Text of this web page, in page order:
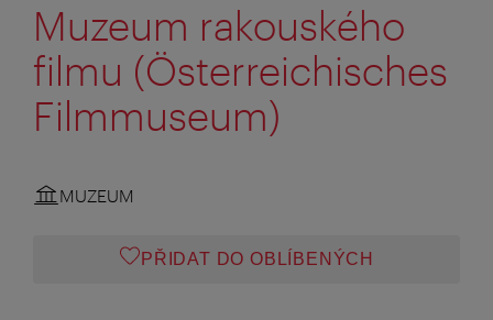
Muzeum rakouského
filmu (Österreichisches
Filmmuseum)
MUZEUM
PŘIDAT DO OBLÍBENÝCH